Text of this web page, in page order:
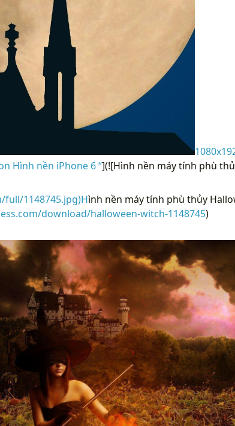
Hình nền iPhone 6 “](![Hình nền máy tính phù
1148745.jpg)Hình nền máy tính phù thủy
download/halloween-witch-1148745)